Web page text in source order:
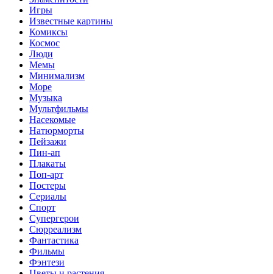
Игры
Известные картины
Комиксы
Космос
Люди
Мемы
Минимализм
Море
Музыка
Мультфильмы
Насекомые
Натюрморты
Пейзажи
Пин-ап
Плакаты
Поп-арт
Постеры
Сериалы
Спорт
Супергерои
Сюрреализм
Фантастика
Фильмы
Фэнтези